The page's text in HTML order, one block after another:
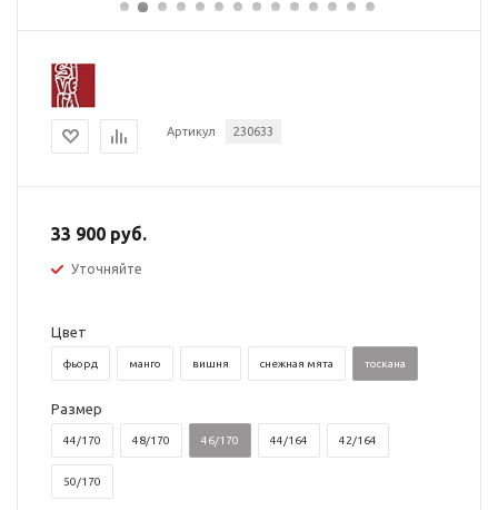
Артикул 230633
33 900 руб.
Уточняйте
Цвет
фьорд манго вишня снежная мята тоскана
Размер
44/170 48/170 46/170 44/164 42/164
50/170